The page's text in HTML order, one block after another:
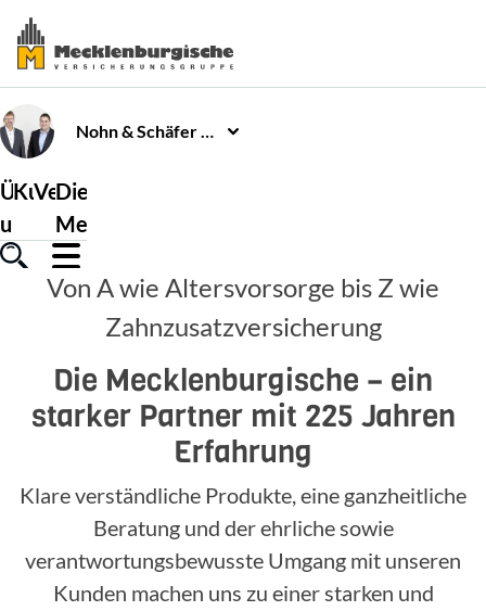
Nohn & SchäferGbR
Über
uns
Kundenservice
Versicherungen
Die
Mecklenburgische
Von A wie Altersvorsorge bis Z wie
Zahnzusatzversicherung
Die Mecklenburgische – ein
starker Partner mit 225 Jahren
Erfahrung
Klare verständliche Produkte, eine ganzheitliche
Beratung und der ehrliche sowie
verantwortungsbewusste Umgang mit unseren
Kunden machen uns zu einer starken und